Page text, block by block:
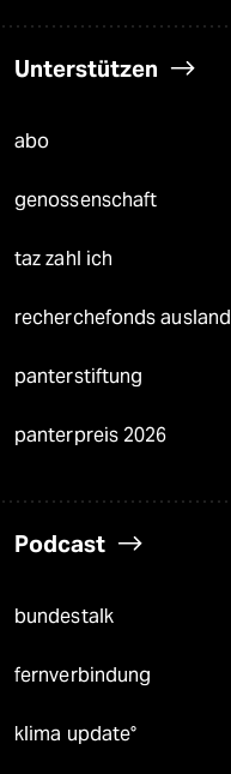
Unterstützen
abo
genossenschaft
taz zahl ich
recherchefonds ausland
panterstiftung
panterpreis 2026
Podcast
bundestalk
fernverbindung
klima update°